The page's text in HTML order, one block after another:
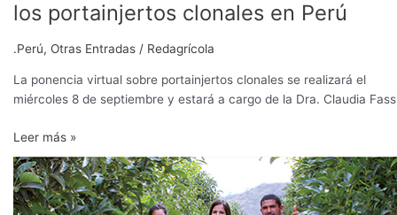
los portainjertos clonales en Perú
.Perú, Otras Entradas / Redagrícola
La ponencia virtual sobre portainjertos clonales se realizará el
miércoles 8 de septiembre y estará a cargo de la Dra. Claudia
Leer más »
Portainjertos
clonales:
más